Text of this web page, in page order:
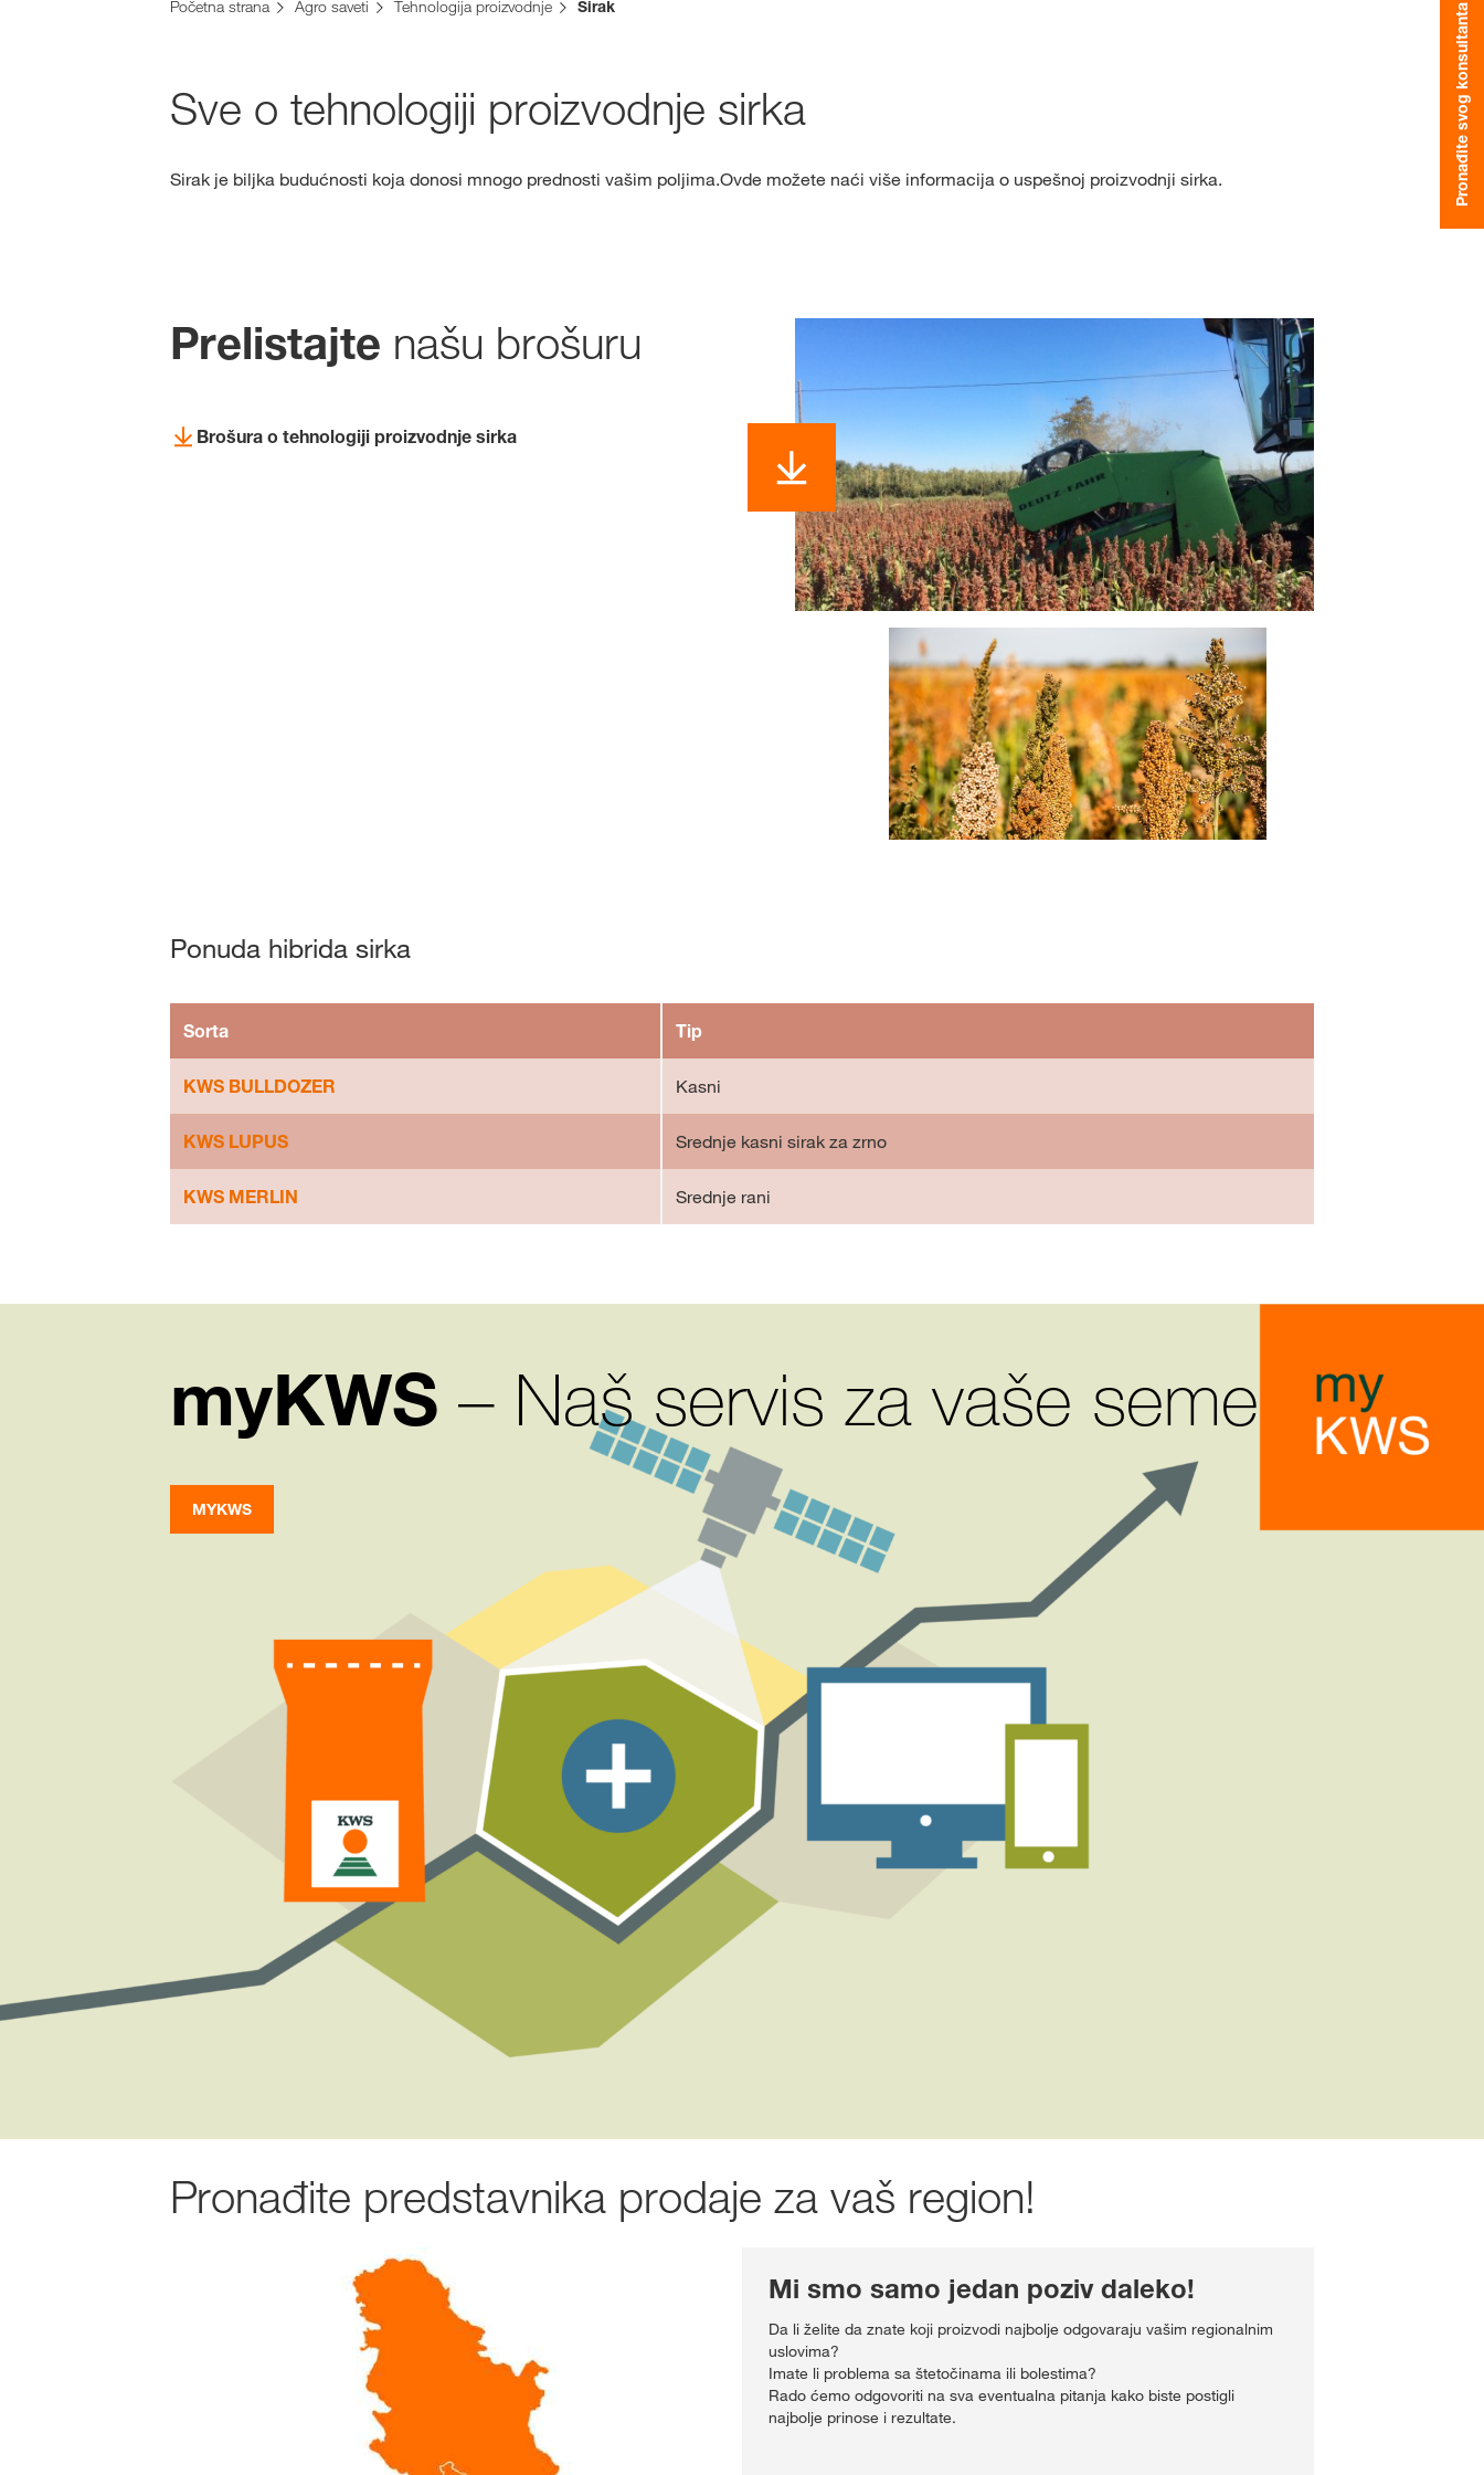
Naš tim - Centralna
Grupe na kws.com/corp
Početna strana Agro saveti Tehnologija proizvodnje Sirak
Sve o tehnologiji proizvodnje sirka
Sirak je biljka budućnosti koja donosi mnogo prednosti vašim poljima.Ovde možete naći više informacija o uspešnoj proizvodnji sirka.
Prelistajte našu brošuru
Brošura o tehnologiji proizvodnje sirka
Ponuda hibrida sirka
Sorta Tip
KWS BULLDOZER Kasni
KWS LUPUS Srednje kasni sirak za zrno
KWS MERLIN Srednje rani
myKWS – Naš servis za vaše seme
MYKWS
Pronađite predstavnika prodaje za vaš region!
Mi smo samo jedan poziv daleko!
Da li želite da znate koji proizvodi najbolje odgovaraju vašim regionalnim
uslovima?
Imate li problema sa štetočinama ili bolestima?
Rado ćemo odgovoriti na sva eventualna pitanja kako biste postigli
najbolje prinose i rezultate.
Pronađite svog konsultanta